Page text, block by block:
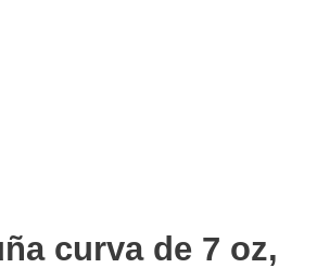
curva de 7 oz,